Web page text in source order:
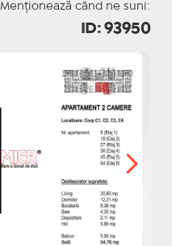
Menționează când ne suni:
ID: 93950